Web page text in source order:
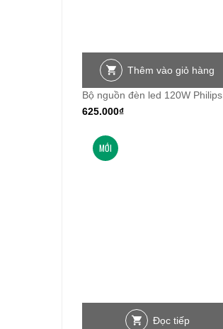
Thêm vào giỏ hàng
Bộ nguồn đèn led 120W Philips
625.000₫
MỚI
Đọc tiếp